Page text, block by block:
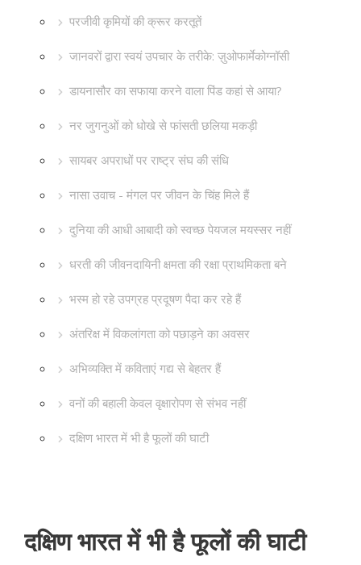
परजीवी कृमियों की क्रूर करतूतें
जानवरों द्वारा स्वयं उपचार के तरीके: ज़ुओफार्मेकोग्नॉसी
डायनासौर का सफाया करने वाला पिंड कहां से आया?
नर जुगनुओं को धोखे से फांसती छलिया मकड़ी
सायबर अपराधों पर राष्ट्र संघ की संधि
नासा उवाच - मंगल पर जीवन के चिंह मिले हैं
दुनिया की आधी आबादी को स्वच्छ पेयजल मयस्सर नहीं
धरती की जीवनदायिनी क्षमता की रक्षा प्राथमिकता बने
भस्म हो रहे उपग्रह प्रदूषण पैदा कर रहे हैं
अंतरिक्ष में विकलांगता को पछाड़ने का अवसर
अभिव्यक्ति में कविताएं गद्य से बेहतर हैं
वनों की बहाली केवल वृक्षारोपण से संभव नहीं
दक्षिण भारत में भी है फूलों की घाटी
दक्षिण भारत में भी है फूलों की घाटी